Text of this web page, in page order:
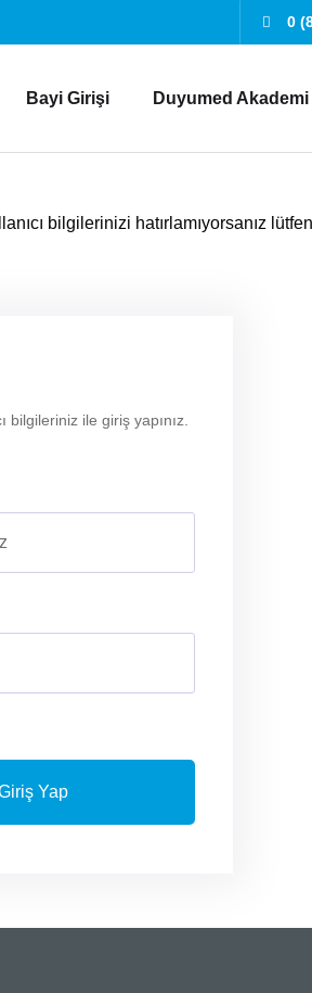
0
Bayi Girişi Duyumed Akademi
bilgilerinizi hatırlamıyorsanız
bilgileriniz ile giriş yapınız.